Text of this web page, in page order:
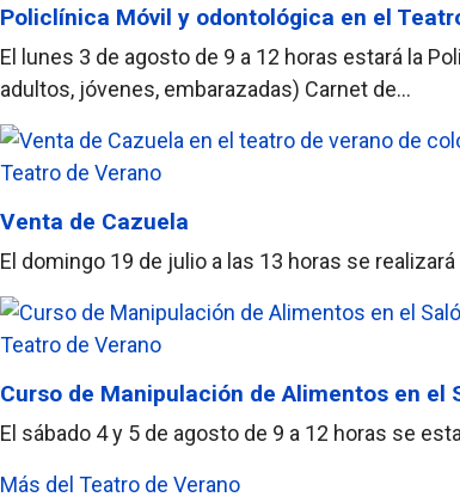
Policlínica Móvil y odontológica en el
El lunes 3 de agosto de 9 a 12 horas estará la
adultos, jóvenes, embarazadas) Carnet de...
Teatro de Verano
Venta de Cazuela
El domingo 19 de julio a las 13 horas se
Teatro de Verano
Curso de Manipulación de Alimentos en el
El sábado 4 y 5 de agosto de 9 a 12 horas se
Más del Teatro de Verano